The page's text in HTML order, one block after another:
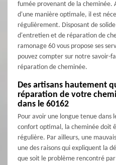
fumée provenant de la cheminée.
d'une manière optimale, il est
régulièrement. Disposant de
d'entretien et de réparation de
ramonage 60 vous propose ses
pouvez compter sur notre savoir-
réparation de cheminée.
Des artisans hautement
réparation de votre
dans le 60162
Pour avoir une longue tenue
confort optimal, la cheminée doit
régulière. Par ailleurs, une
une des raisons qui expliquent la
que soit le problème rencontré